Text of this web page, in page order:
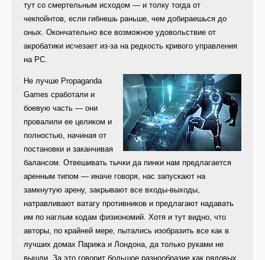
тут со смертельным исходом — и толку тогда от
чекпойнтов, если гибнешь раньше, чем добираешься до
оных. Окончательно все возможное удовольствие от
акробатики исчезает из-за на редкость кривого управления
на PC.
Не лучше Propaganda
Games сработали и
боевую часть — они
провалили ее целиком и
полностью, начиная от
постановки и заканчивая
балансом. Отвешивать тычки да пинки нам предлагается
аренным типом — иначе говоря, нас запускают на
замкнутую арену, закрывают все входы-выходы,
натравливают ватагу противников и предлагают надавать
им по наглым кодам физиономий. Хотя и тут видно, что
авторы, по крайней мере, пытались изобразить все как в
лучших домах Парижа и Лондона, да только руками не
вышли. За это говорит большое разнообразие как рядовых